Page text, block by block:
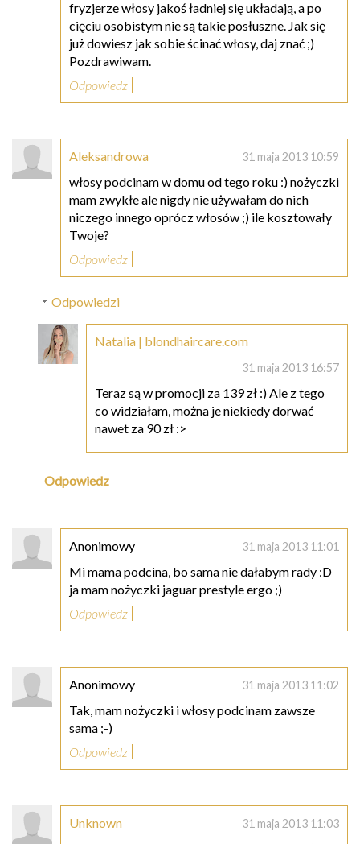
fryzjerze włosy jakoś ładniej się układają, a po
cięciu osobistym nie są takie posłuszne. Jak się
już dowiesz jak sobie ścinać włosy, daj znać ;)
Pozdrawiwam.
Odpowiedz
Aleksandrowa 31 maja 2013 10:59
włosy podcinam w domu od tego roku :) nożyczki
mam zwykłe ale nigdy nie używałam do nich
niczego innego oprócz włosów ;) ile kosztowały
Twoje?
Odpowiedz
Odpowiedzi
Natalia | blondhaircare.com
31 maja 2013 16:57
Teraz są w promocji za 139 zł :) Ale z tego
co widziałam, można je niekiedy dorwać
nawet za 90 zł :>
Odpowiedz
Anonimowy 31 maja 2013 11:01
Mi mama podcina, bo sama nie dałabym rady :D
ja mam nożyczki jaguar prestyle ergo ;)
Odpowiedz
Anonimowy 31 maja 2013 11:02
Tak, mam nożyczki i włosy podcinam zawsze
sama ;-)
Odpowiedz
Unknown 31 maja 2013 11:03